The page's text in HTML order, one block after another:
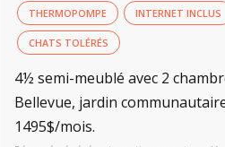
THERMOPOMPE INTERNET INCLUS
CHATS TOLÉRÉS
4½ semi-meublé avec 2
Bellevue, jardin
1495$/mois.